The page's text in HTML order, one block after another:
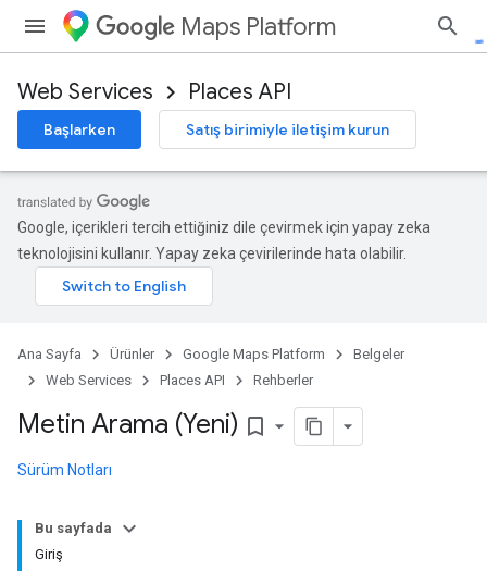
Maps Platform
Web Services Places API
Başlarken Satış birimiyle iletişim kurun
Google, içerikleri tercih ettiğiniz dile çevirmek için yapay zeka
teknolojisini kullanır. Yapay zeka çevirilerinde hata olabilir.
Ana Sayfa Ürünler Google Maps Platform
Belgeler
Web Services
Places API Rehberler
Metin Arama (Yeni) bookmark_border
Sürüm Notları
Bu sayfada
Giriş